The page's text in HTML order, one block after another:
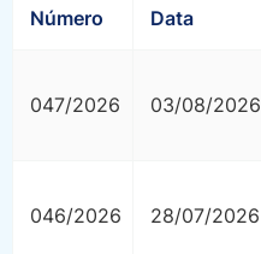
Conselhos Municipais
Contas Públicas
Contratos
Número Data
047/2026 03/08/2026
046/2026 28/07/2026